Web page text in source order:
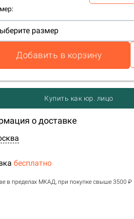
размер
Добавить в корзину
Купить как юр. лицо
о доставке
бесплатно
в пределах МКАД, при покупке свыше 3500 ₽